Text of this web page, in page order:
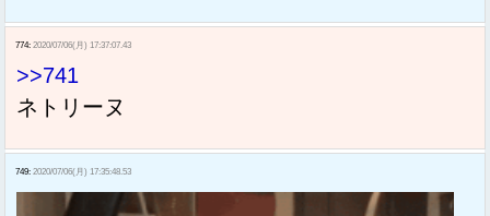
774: 2020/07/06(月) 17:37:07.43
>>741
ネトリーヌ
749: 2020/07/06(月) 17:35:48.53